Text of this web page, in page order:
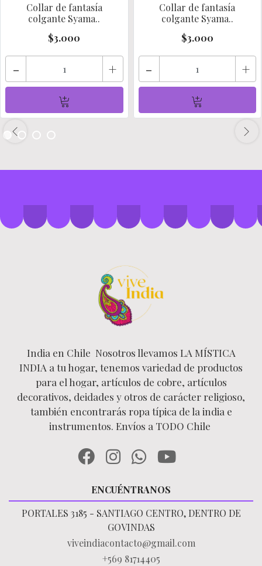
Collar de fantasía
colgante Syama..
$3.000
- +
Collar de fantasía
colgante Syama..
$3.000
- +
India en Chile Nosotros llevamos LA MÍSTICA
INDIA a tu hogar, tenemos variedad de productos
para el hogar, artículos de cobre, artículos
decorativos, deidades y otros de carácter religioso,
también encontrarás ropa típica de la india e
instrumentos. Envíos a TODO Chile
ENCUÉNTRANOS
PORTALES 3185 - SANTIAGO CENTRO, DENTRO DE
GOVINDAS
viveindiacontacto@gmail.com
+569 81714405